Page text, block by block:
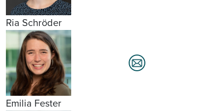
Ria Schröder
Emilia Fester